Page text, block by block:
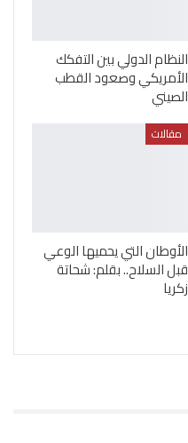
النظام الدولي بين التفكك
الأمريكي وصعود القطب
الصيني
مقالات
الأوطان التي يحميها الوعي
قبل السلاح.. بقلم: شحاتة
زكريا